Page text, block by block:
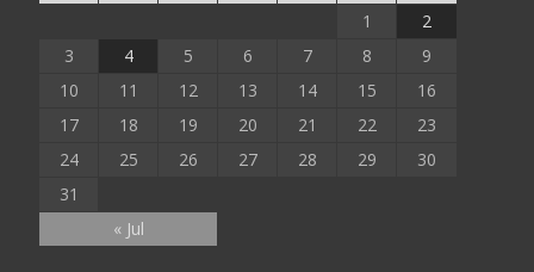
« Jul
1
2
3
4 5 6 7 8
9
10
11 12 13 14 15
16
17
18 19 20 21 22
23
24
25 26 27 28 29
30
31